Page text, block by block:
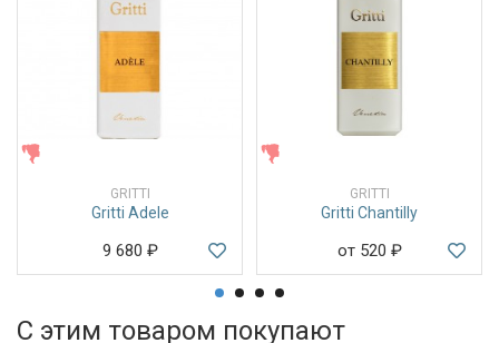
GRITTI
Gritti Adele
9 680 ₽
GRITTI
Gritti Chantilly
от 520 ₽
С этим товаром покупают